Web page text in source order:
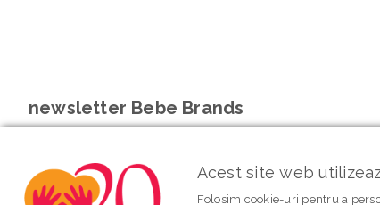
newsletter Bebe Brands
Acest site web
Folosim cookie-uri pentru a